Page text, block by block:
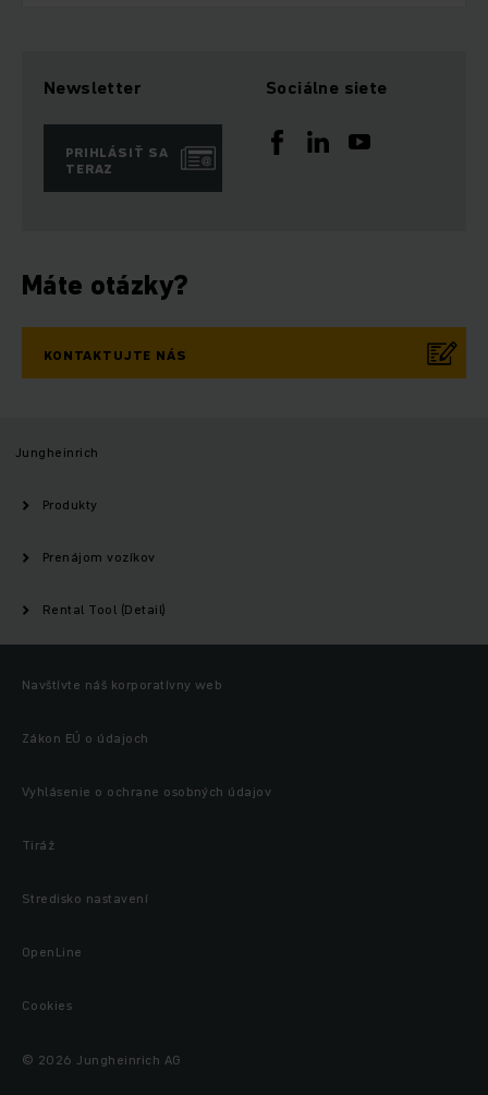
Newsletter
PRIHLÁSIŤ SA
TERAZ
Sociálne siete
Máte otázky?
KONTAKTUJTE NÁS
Jungheinrich
Produkty
Prenájom vozíkov
Rental Tool (Detail)
Navštívte náš korporatívny web
Zákon EÚ o údajoch
Vyhlásenie o ochrane osobných údajov
Tiráž
Stredisko nastavení
OpenLine
Cookies
© 2026 Jungheinrich AG